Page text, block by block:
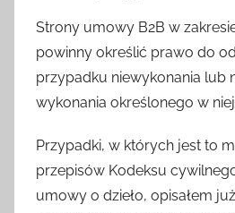
Strony umowy B2B w
powinny określić prawo do
przypadku niewykonania lub
wykonania określonego w
Przypadki, w których jest to
przepisów Kodeksu
umowy o dzieło, opisałem